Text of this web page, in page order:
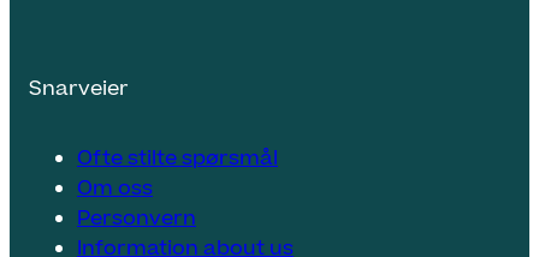
Snarveier
Ofte stilte spørsmål
Om oss
Personvern
Information about us